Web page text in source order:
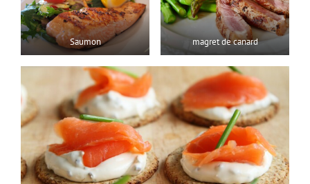
Saumon magret de canard